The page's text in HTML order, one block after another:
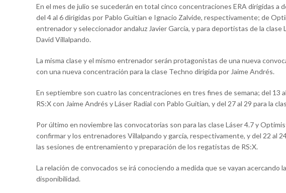
En el mes de julio se sucederán en total cinco concentraciones ERA dirigidas a
del 4 al 6 dirigidas por Pablo Guitian e Ignacio Zalvide, respectivamente; de
entrenador y seleccionador andaluz Javier García, y para deportistas de la clase
David Villalpando.
La misma clase y el mismo entrenador serán protagonistas de una nueva
con una nueva concentración para la clase Techno dirigida por Jaime Andrés.
En septiembre son cuatro las concentraciones en tres fines de semana; del 13
RS:X con Jaime Andrés y Láser Radial con Pablo Guitian, y del 27 al 29 para la
Por último en noviembre las convocatorias son para las clase Láser 4.7 y
confirmar y los entrenadores Villalpando y garcía, respectivamente, y del 22 al
las sesiones de entrenamiento y preparación de los regatistas de RS:X.
La relación de convocados se irá conociendo a medida que se vayan
disponibilidad.